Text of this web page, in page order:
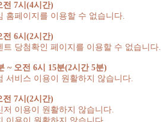
전 7시 (4시간)
홈페이지를 이용할 수 없습니다.
전 6시 (2시간)
트 당첨확인 페이지를 이용할 수 없습니다.
~ 오전 6시 15분(2시간 5분)
서비스 이용이 원활하지 않습니다.
전 7시 (2시간)
저 이용이 원활하지 않습니다.